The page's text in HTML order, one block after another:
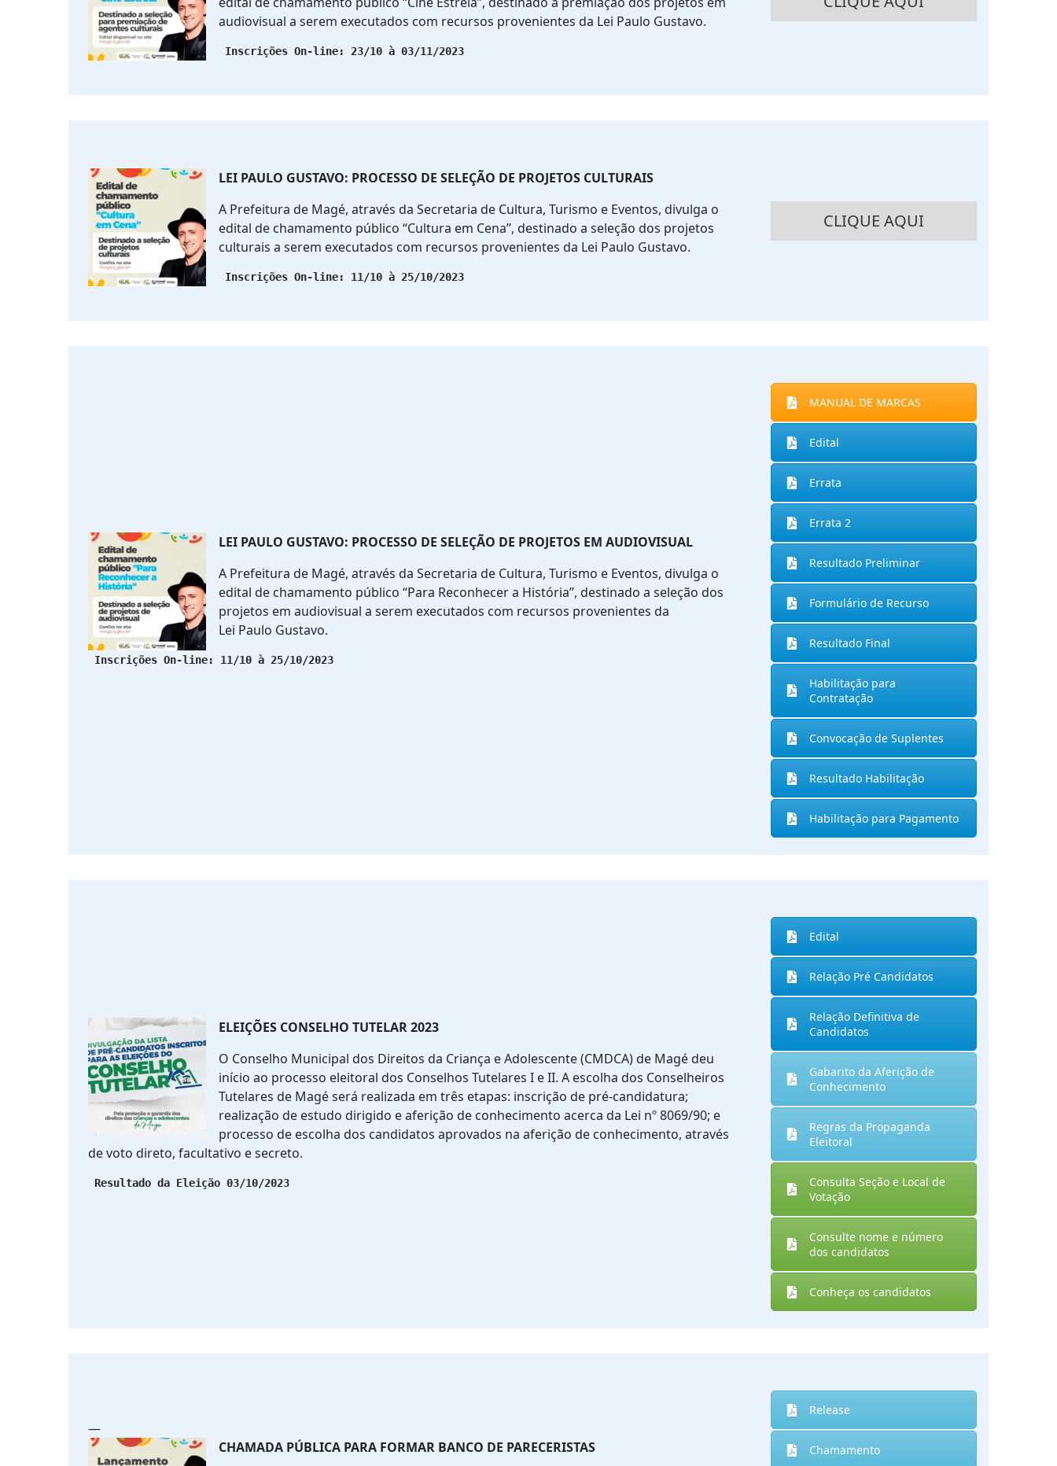
audiovisual a serem executados com recursos provenientes da Lei Paulo Gustavo.
Inscrições On-line: 23/10 à 03/11/2023
LEI PAULO GUSTAVO: PROCESSO DE SELEÇÃO DE PROJETOS CULTURAIS
A Prefeitura de Magé, através da Secretaria de Cultura, Turismo e Eventos, divulga o
edital de chamamento público “Cultura em Cena”, destinado a seleção dos projetos
culturais a serem executados com recursos provenientes da Lei Paulo Gustavo.
Inscrições On-line: 11/10 à 25/10/2023
CLIQUE AQUI
LEI PAULO GUSTAVO: PROCESSO DE SELEÇÃO DE PROJETOS EM AUDIOVISUAL
A Prefeitura de Magé, através da Secretaria de Cultura, Turismo e Eventos, divulga o
edital de chamamento público “Para Reconhecer a História”, destinado a seleção dos
projetos em audiovisual a serem executados com recursos provenientes da
Lei Paulo Gustavo.
Inscrições On-line: 11/10 à 25/10/2023
MANUAL DE MARCAS
Edital
Errata
Errata 2
Resultado Preliminar
Formulário de Recurso
Resultado Final
Habilitação para
Contratação
Convocação de Suplentes
Resultado Habilitação
Habilitação para Pagamento
ELEIÇÕES CONSELHO TUTELAR 2023
O Conselho Municipal dos Direitos da Criança e Adolescente (CMDCA) de Magé deu
início ao processo eleitoral dos Conselhos Tutelares I e II. A escolha dos Conselheiros
Tutelares de Magé será realizada em três etapas: inscrição de pré-candidatura;
realização de estudo dirigido e aferição de conhecimento acerca da Lei nº 8069/90; e
processo de escolha dos candidatos aprovados na aferição de conhecimento, através
de voto direto, facultativo e secreto.
Edital
Relação Pré Candidatos
Relação Definitiva de
Candidatos
Gabarito da Aferição de
Conhecimento
Regras da Propaganda
Eleitoral
Consulta Seção e Local de
Votação
Consulte nome e número
dos candidatos
Conheça os candidatos
—
CHAMADA PÚBLICA PARA FORMAR BANCO DE PARECERISTAS
Release
Chamamento